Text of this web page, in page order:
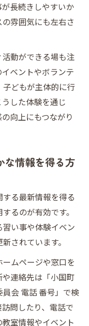
長続きしやすいか
雰囲気にも左右さ
動ができる場も注
ベントやボランテ
どもが主体的に行
した体験を通じ
向上にもつながり
な情報を得る方
る最新情報を得る
るのが有効です。
い事や体験イベン
されています。
ムページや窓口を
連絡先は「小国町
会 電話 番号」で検
問したり、電話で
室情報やイベント